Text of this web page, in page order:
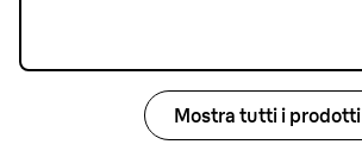
Mostra tutti i prodotti